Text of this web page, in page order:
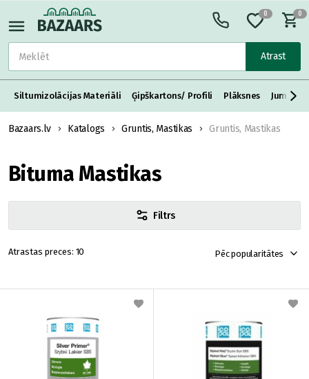
Atrast
0 0
Siltumizolācijas Materiāli Ģipškartons/ Profili Plāksnes Jumta
Bazaars.lv Katalogs Gruntis, Mastikas Gruntis, Mastikas
Bituma Mastikas
Filtrs
10 Pēc popularitātes